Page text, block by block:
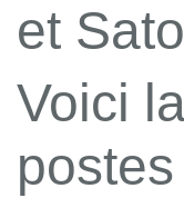
et
Voici
postes